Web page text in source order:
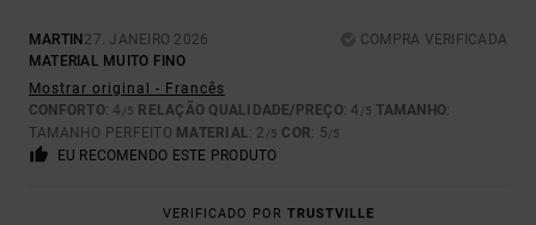
MARTIN 27. JANEIRO 2026
COMPRA VERIFICADA
MATERIAL MUITO FINO
Mostrar original - Francês
CONFORTO: 4 /5 RELAÇÃO QUALIDADE/PREÇO: 4 /5 TAMANHO:
TAMANHO PERFEITO MATERIAL: 2 /5 COR: 5/5
EU RECOMENDO ESTE PRODUTO
VERIFICADO POR TRUSTVILLE